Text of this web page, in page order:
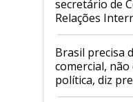
secretário de
Relações
Mapa
Brasil precisa
comercial,
política, diz
Faesp